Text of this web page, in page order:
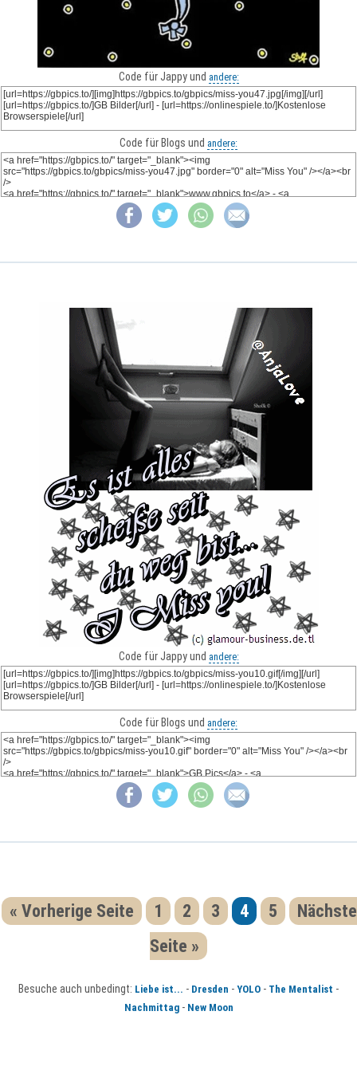
Code für Jappy und andere:
Code für Blogs und andere:
Code für Jappy und andere:
Code für Blogs und andere:
« Vorherige Seite 1 2 3 4 5
Nächste
Seite »
Besuche auch unbedingt: Liebe ist... - Dresden - YOLO - The Mentalist -
Nachmittag- New Moon